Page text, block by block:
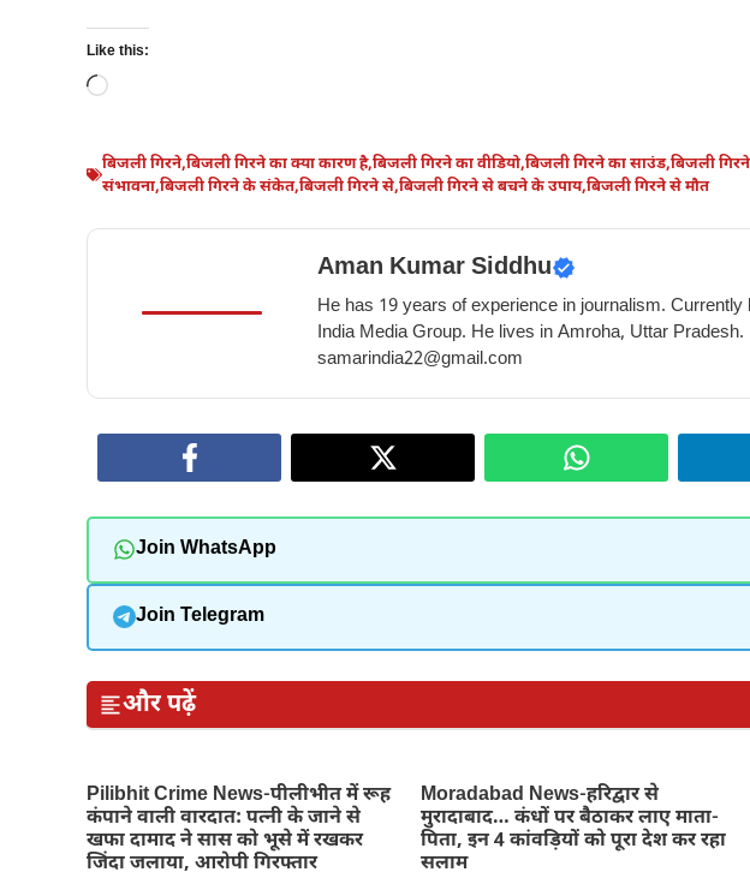
Like this:
Loading…
बिजली गिरने,बिजली गिरने का क्या कारण है,बिजली गिरने का वीडियो,बिजली गिरने का साउंड,बिजली
संभावना,बिजली गिरने के संकेत,बिजली गिरने से,बिजली गिरने से बचने के उपाय,बिजली गिरने से मौत
Aman Kumar Siddhu
He has 19 years of experience in journalism.
India Media Group. He lives in Amroha, Uttar Pradesh.
samarindia22@gmail.com
Join WhatsApp
Join Telegram
और पढ़ें
Pilibhit Crime News-पीलीभीत में रूह
कंपाने वाली वारदात: पत्नी के जाने से
खफा दामाद ने सास को भूसे में रखकर
जिंदा जलाया, आरोपी गिरफ्तार
Moradabad News-हरिद्वार से
मुरादाबाद… कंधों पर बैठाकर लाए माता-
पिता, इन 4 कांवड़ियों को पूरा देश कर रहा
सलाम